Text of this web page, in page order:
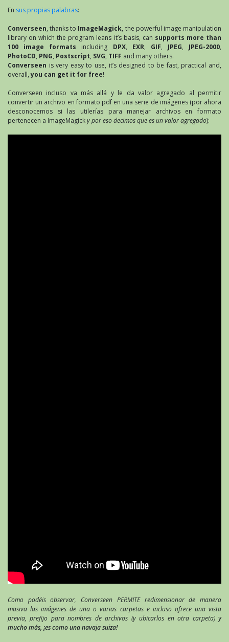
En sus propias palabras:
Converseen, thanks to ImageMagick, the powerful image manipulation
library on which the program leans it’s basis, can supports more than
100 image formats including DPX, EXR, GIF, JPEG, JPEG-2000,
PhotoCD, PNG, Postscript, SVG, TIFF and many others.
Converseen is very easy to use, it’s designed to be fast, practical and,
overall,you can get it for free!
Converseen incluso va más allá y le da valor agregado al permitir
convertir un archivo en formato pdf en una serie de imágenes (por ahora
desconocemos si las utilerías para manejar archivos en formato
pertenecen a ImageMagicky por eso decimos que es un valor agregado):
Como podéis observar, Converseen PERMITE redimensionar de manera
masiva las imágenes de una o varias carpetas e incluso ofrece una vista
previa, prefijo para nombres de archivos (y ubicarlos en otra carpeta) y
mucho más, ¡es como una navaja suiza!